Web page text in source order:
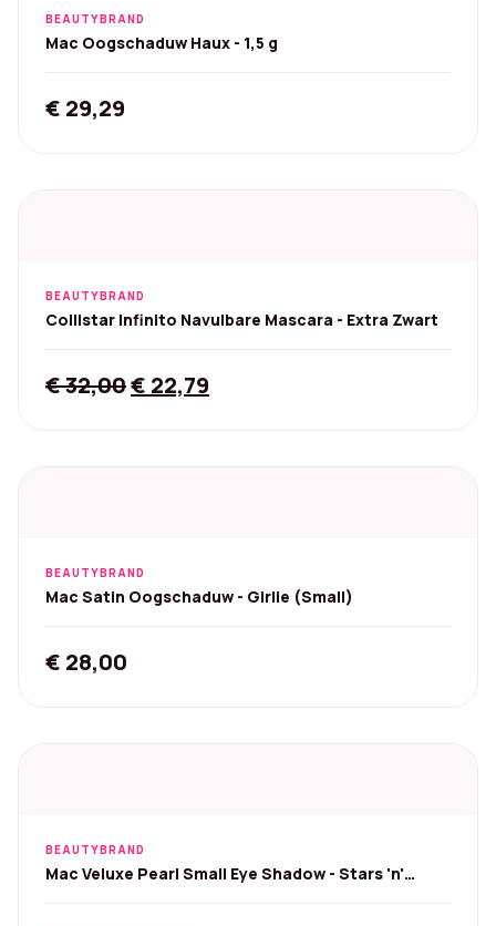
BEAUTYBRAND
Mac Oogschaduw Haux - 1,5 g
€ 29,29
BEAUTYBRAND
Collistar Infinito Navulbare Mascara - Extra Zwart
€32,00Original
€ 32,00.
€ 22,79
€ 22,79.
BEAUTYBRAND
Mac Satin Oogschaduw - Girlie (Small)
€ 28,00
BEAUTYBRAND
Mac Veluxe Pearl Small Eye Shadow - Stars 'n'